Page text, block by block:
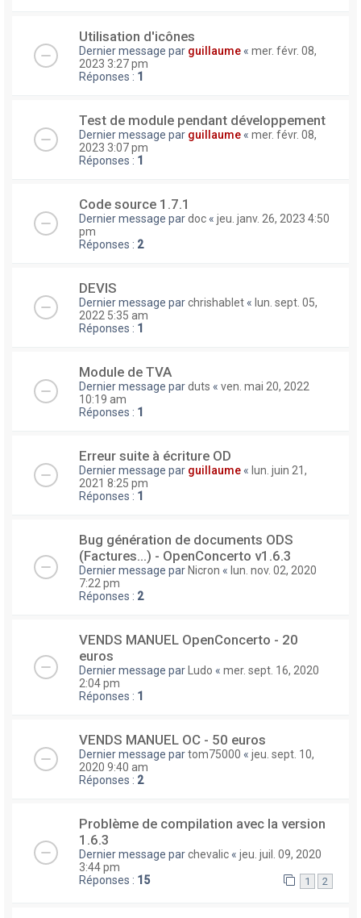
Utilisation d'icônes
Dernier message par guillaume « mer. févr. 08,
2023 3:27 pm
Réponses : 1
Test de module pendant développement
Dernier message par guillaume « mer. févr. 08,
2023 3:07 pm
Réponses : 1
Code source 1.7.1
Dernier message pardoc « jeu. janv. 26, 2023 4:50
pm
Réponses : 2
DEVIS
Dernier message parchrishablet « lun. sept. 05,
2022 5:35 am
Réponses : 1
Module de TVA
Dernier message parduts « ven. mai 20, 2022
10:19 am
Réponses : 1
Erreur suite à écriture OD
Dernier message par guillaume « lun. juin 21,
2021 8:25 pm
Réponses : 1
Bug génération de documents ODS
(Factures...) - OpenConcerto v1.6.3
Dernier message parNicron « lun. nov. 02, 2020
7:22 pm
Réponses : 2
VENDS MANUEL OpenConcerto - 20
euros
Dernier message parLudo « mer. sept. 16, 2020
2:04 pm
Réponses : 1
VENDS MANUEL OC - 50 euros
Dernier message partom75000 « jeu. sept. 10,
2020 9:40 am
Réponses : 2
Problème de compilation avec la version
1.6.3
Dernier message parchevalic « jeu. juil. 09, 2020
3:44 pm
Réponses : 15 1 2